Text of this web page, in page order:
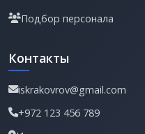
Подбор персонала
Контакты
iskrakovrov@gmail.com
+972 123 456 789